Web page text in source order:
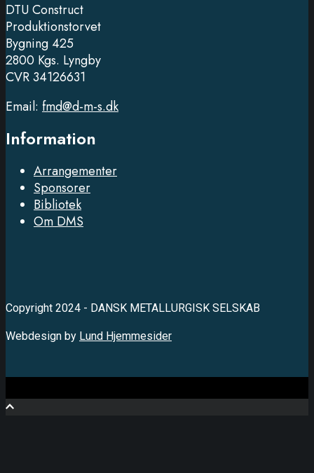
DTU Construct
Produktionstorvet
Bygning 425
2800 Kgs. Lyngby
CVR 34126631
Email: fmd@d-m-s.dk
Information
Arrangementer
Sponsorer
Bibliotek
Om DMS
Copyright 2024 - DANSK METALLURGISK SELSKAB
Webdesign by Lund Hjemmesider